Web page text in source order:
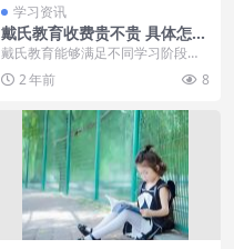
学习资讯
戴氏教育收费贵不贵 具体怎么
收费的
戴氏教育能够满足不同学习阶段的
学生多样化的学习需求。因此，学
校的收费情况是根据学...
2 年前 8